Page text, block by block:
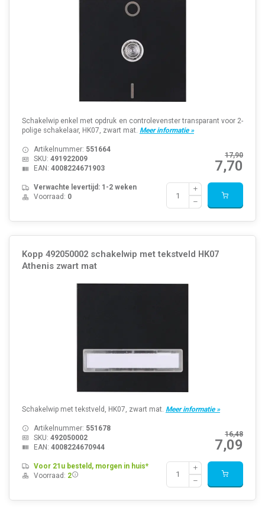
Schakelwip enkel met opdruk en controlevenster transparant voor 2-
polige schakelaar, HK07, zwart mat. Meer informatie »
17,90
7,70
Artikelnummer: 551664
SKU: 491922009
EAN: 4008224671903
Verwachte levertijd: 1-2 weken
Voorraad: 0
Kopp 492050002 schakelwip met tekstveld HK07
Athenis zwart mat
Schakelwip met tekstveld, HK07, zwart mat. Meer informatie »
16,48
7,09
Artikelnummer: 551678
SKU: 492050002
EAN: 4008224670944
Voor 21u besteld, morgen in huis*
Voorraad: 2